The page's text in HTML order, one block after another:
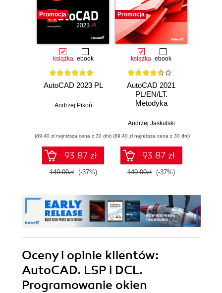
Promocja
książka ebook
AutoCAD 2023 PL
Andrzej Pikoń
(89,40 zł najniższa cena z 30 dni)
93.87 zł
149.00zł (-37%)
Promocja
książka ebook
AutoCAD 2021
PL/EN/LT.
Metodyka
projektowania
nieparametrycznego
2D i 3D
Andrzej Jaskulski
(89,40 zł najniższa cena z 30 dni)
93.87 zł
149.00zł (-37%)
Oceny i opinie klientów:
AutoCAD. LSP i DCL.
Programowanie okien